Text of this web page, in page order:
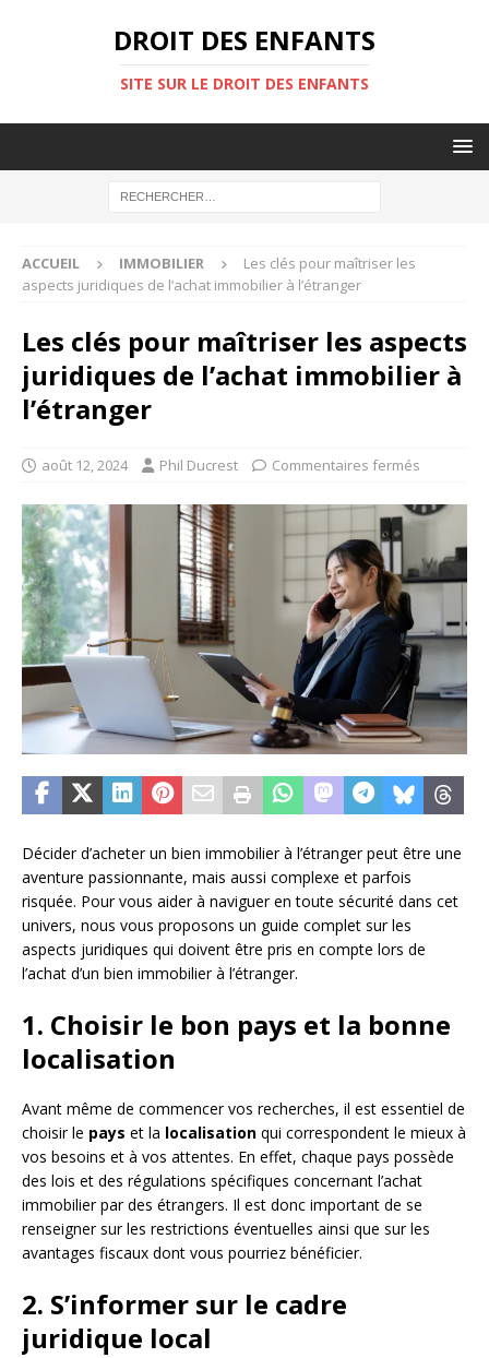
DROIT DES ENFANTS
SITE SUR LE DROIT DES ENFANTS
ACCUEIL IMMOBILIER
Les clés pour maîtriser les
aspects juridiques de l’achat immobilier à l’étranger
Les clés pour maîtriser les aspects
juridiques de l’achat immobilier à
l’étranger
août 12, 2024 Phil Ducrest Commentaires fermés
Décider d’acheter un bien immobilier à l’étranger peut être une
aventure passionnante, mais aussi complexe et parfois
risquée. Pour vous aider à naviguer en toute sécurité dans cet
univers, nous vous proposons un guide complet sur les
aspects juridiques qui doivent être pris en compte lors de
l’achat d’un bien immobilier à l’étranger.
1. Choisir le bon pays et la bonne
localisation
Avant même de commencer vos recherches, il est essentiel de
choisir le pays et la localisation qui correspondent le mieux à
vos besoins et à vos attentes. En effet, chaque pays possède
des lois et des régulations spécifiques concernant l’achat
immobilier par des étrangers. Il est donc important de se
renseigner sur les restrictions éventuelles ainsi que sur les
avantages fiscaux dont vous pourriez bénéficier.
2. S’informer sur le cadre
juridique local